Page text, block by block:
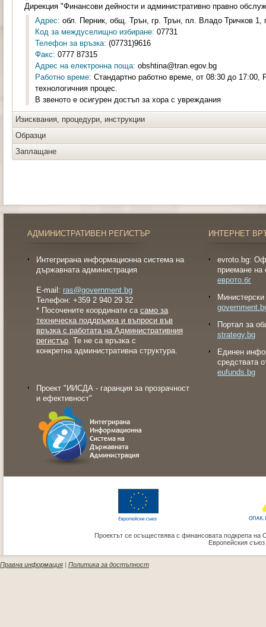
Дирекция "Финансови дейности и административно правно
Адрес: обл. Перник, общ. Трън, гр. Трън, пл. Владо Тричков 1,
Код за междуселищно избиране: 07731
Телефон за връзка: (07731)9616
Факс: 0777 87315
Адрес на електронна поща: obshtina@tran.egov.bg
Работно време: Стандартно работно време, от 08:30 до 17:00,
технологичния процес.
В звеното е осигурен достъп за хора с увреждания
Изисквания, процедури, инструкции
Образци
Заплащане
АДМИНИСТРАТИВЕН РЕГИСТЪР
Интегрирана информационна система на
държавната администрация
E-mail: ras@government.bg
Телефон: +359 2 940 29 32
* Посочените координати са само за
техническа поддръжка и въпроси във
връзка с работата на Административния
регистър. Те не са връзка с
конкретна административна структура.
Проект "ИИСДА - гаранция за прозрачност
и ефективност"
ИНТЕРНЕТ
evroto.bg:
приемане на
еврото.бг
Портал за
strategy.bg
Eдинен
средствата
eufunds.bg
Проектът се осъществява с финансовата подкрепа на
Европейския
Правна информация | Политика за достъпност